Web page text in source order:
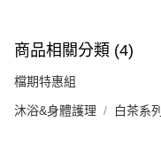
商品相關分類 (4)
檔期特惠組
沐浴&身體護理 白茶系列